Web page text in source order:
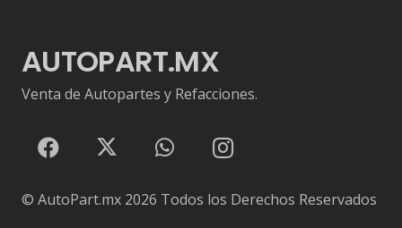
AUTOPART.MX
Venta de Autopartes y Refacciones.
© AutoPart.mx 2026 Todos los Derechos Reservados